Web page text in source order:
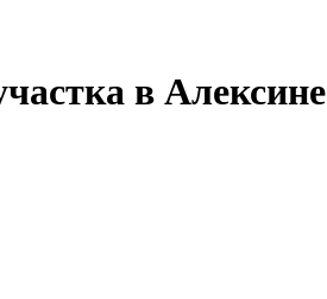
в Алексине